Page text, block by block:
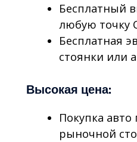
Бесплатный
любую точку
Бесплатная
стоянки или
Высокая цена:
Покупка авто
рыночной